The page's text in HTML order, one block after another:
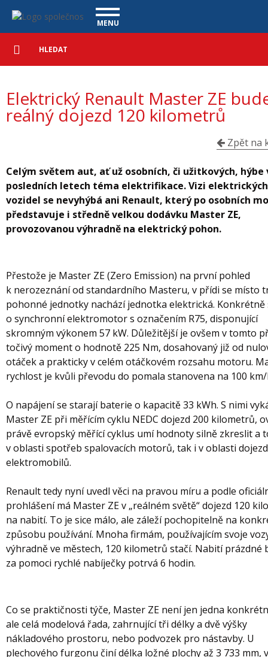
Elektrický Renault Master ZE bude mít reálný dojezd 120 kilometrů -
Navigace
MENU
VÝKUP VOZŮ
ÚVĚR ZDARMA
ZÁRUKA NA OJETÉ VOZY
CO NABÍZÍME
ONLINE VIDEO PROHLÍDKY
UPLATNĚNÍ VAD
NÁŠ TÝM
NAŠE VIDEA
MAGAZÍN
KONTAKT
Podrobné
vyhledávání
Vyhledat
Elektrický Renault Master ZE
reálný dojezd 120 kilometrů
Zpět na
Celým světem aut, ať už osobních, či užitkových, hýbe
posledních letech téma elektrifikace. Vizi elektrických
vozidel se nevyhýbá ani Renault, který po osobních
představuje i středně velkou dodávku Master ZE,
provozovanou výhradně na elektrický pohon.
Přestože je Master ZE (Zero Emission) na první pohled
k nerozeznání od standardního Masteru, v přídi se místo
pohonné jednotky nachází jednotka elektrická. Konkrétně
o synchronní elektromotor s označením R75, disponující
skromným výkonem 57 kW. Důležitější je ovšem v tomto
točivý moment o hodnotě 225 Nm, dosahovaný již od
otáček a prakticky v celém otáčkovém rozsahu motoru.
rychlost je kvůli převodu do pomala stanovena na 100
O napájení se starají baterie o kapacitě 33 kWh. S nimi
Master ZE při měřícím cyklu NEDC dojezd 200 kilometrů,
právě evropský měřící cyklus umí hodnoty silně zkreslit a
v oblasti spotřeb spalovacích motorů, tak i v oblasti
elektromobilů.
Renault tedy nyní uvedl věci na pravou míru a podle
prohlášení má Master ZE v „reálném světě“ dojezd 120
na nabití. To je sice málo, ale záleží pochopitelně na
způsobu používání. Mnoha firmám, používajícím svoje
výhradně ve městech, 120 kilometrů stačí. Nabití prázdné
za pomoci rychlé nabíječky potrvá 6 hodin.
Co se praktičnosti týče, Master ZE není jen jedna
ale celá modelová řada, zahrnující tři délky a dvě výšky
nákladového prostoru, nebo podvozek pro nástavby. U
plechového furgonu činí délka ložné plochy až 3 733 mm,